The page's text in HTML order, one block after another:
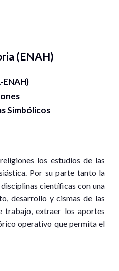
(ENAH)
Simbólicos
los estudios de las
Por su parte tanto la
científicas con una
desarrollo y cismas de las
trabajo, extraer los aportes
operativo que permita el